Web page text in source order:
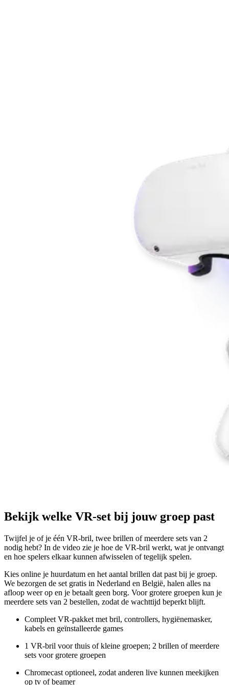
Bekijk welke VR-set bij jouw groep past
Twijfel je of je één VR-bril, twee brillen of meerdere sets van 2
nodig hebt? In de video zie je hoe de VR-bril werkt, wat je ontvangt
en hoe spelers elkaar kunnen afwisselen of tegelijk spelen.
Kies online je huurdatum en het aantal brillen dat past bij je groep.
We bezorgen de set gratis in Nederland en België, halen alles na
afloop weer op en je betaalt geen borg. Voor grotere groepen kun je
meerdere sets van 2 bestellen, zodat de wachttijd beperkt blijft.
Compleet VR-pakket met bril, controllers, hygiënemasker,
kabels en geïnstalleerde games
1 VR-bril voor thuis of kleine groepen; 2 brillen of meerdere
sets voor grotere groepen
Chromecast optioneel, zodat anderen live kunnen meekijken
op tv of beamer